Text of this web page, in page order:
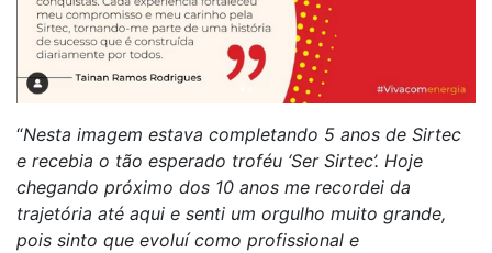
“Nesta imagem estava completando 5 anos de Sirtec
e recebia o tão esperado troféu ‘Ser Sirtec’. Hoje
chegando próximo dos 10 anos me recordei da
trajetória até aqui e senti um orgulho muito grande,
pois sinto que evoluí como profissional e